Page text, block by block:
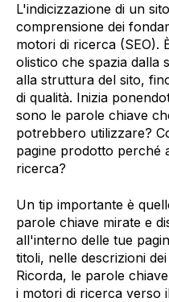
L'indicizzazione di un
comprensione dei
motori di ricerca (SEO).
olistico che spazia dalla
alla struttura del sito,
di qualità. Inizia
sono le parole chiave
potrebbero utilizzare?
pagine prodotto perché
ricerca?
Un tip importante è
parole chiave mirate e
all'interno delle tue
titoli, nelle descrizioni
Ricorda, le parole
i motori di ricerca verso